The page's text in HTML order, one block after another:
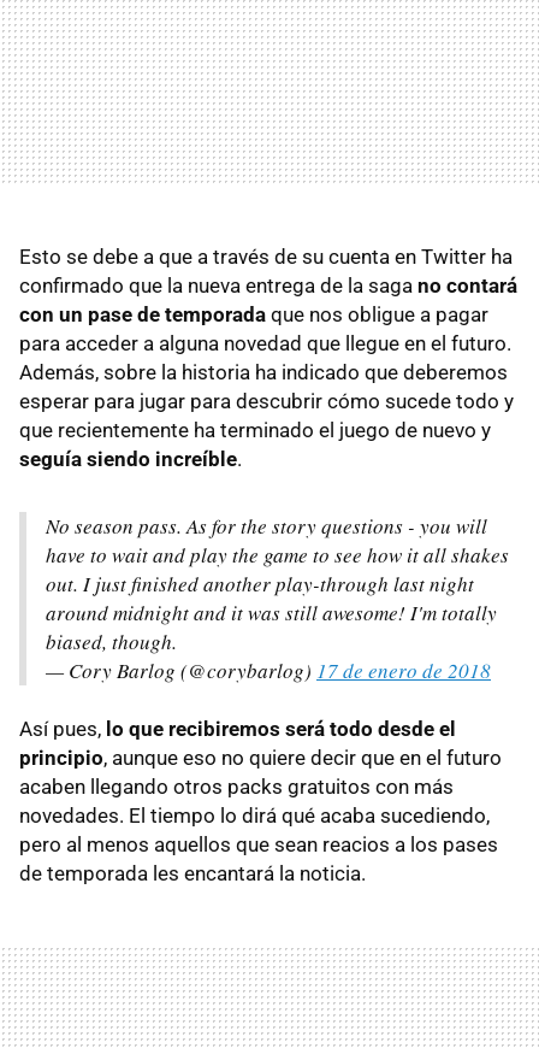
Esto se debe a que a través de su cuenta en Twitter ha
confirmado que la nueva entrega de la saga no contará
con un pase de temporada que nos obligue a pagar
para acceder a alguna novedad que llegue en el futuro.
Además, sobre la historia ha indicado que deberemos
esperar para jugar para descubrir cómo sucede todo y
que recientemente ha terminado el juego de nuevo y
seguía siendo increíble.
No season pass. As for the story questions - you will
have to wait and play the game to see how it all shakes
out. I just finished another play-through last night
around midnight and it was still awesome! I'm totally
biased, though.
— Cory Barlog (@corybarlog) 17 de enero de 2018
Así pues, lo que recibiremos será todo desde el
principio, aunque eso no quiere decir que en el futuro
acaben llegando otros packs gratuitos con más
novedades. El tiempo lo dirá qué acaba sucediendo,
pero al menos aquellos que sean reacios a los pases
de temporada les encantará la noticia.